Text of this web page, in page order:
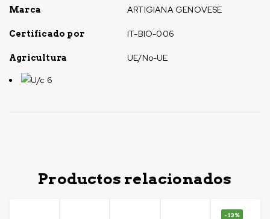
Marca ARTIGIANA GENOVESE
Certificado por IT-BIO-006
Agricultura UE/No-UE
U/c 6
Productos relacionados
-13%